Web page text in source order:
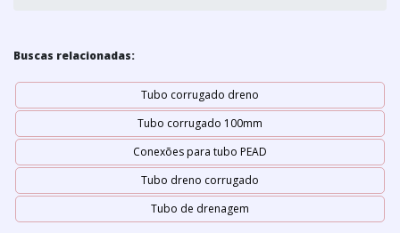
Buscas relacionadas:
Tubo corrugado dreno
Tubo corrugado 100mm
Conexões para tubo PEAD
Tubo dreno corrugado
Tubo de drenagem